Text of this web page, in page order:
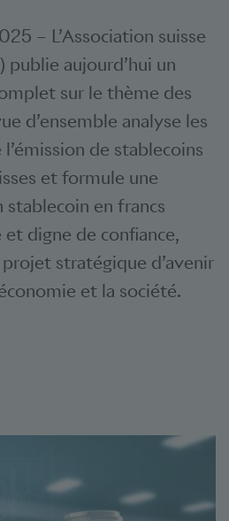
– L’Association suisse
publie aujourd’hui un
sur le thème des
d’ensemble analyse les
de stablecoins
et formule une
stablecoin en francs
digne de confiance,
stratégique d’avenir
et la société.